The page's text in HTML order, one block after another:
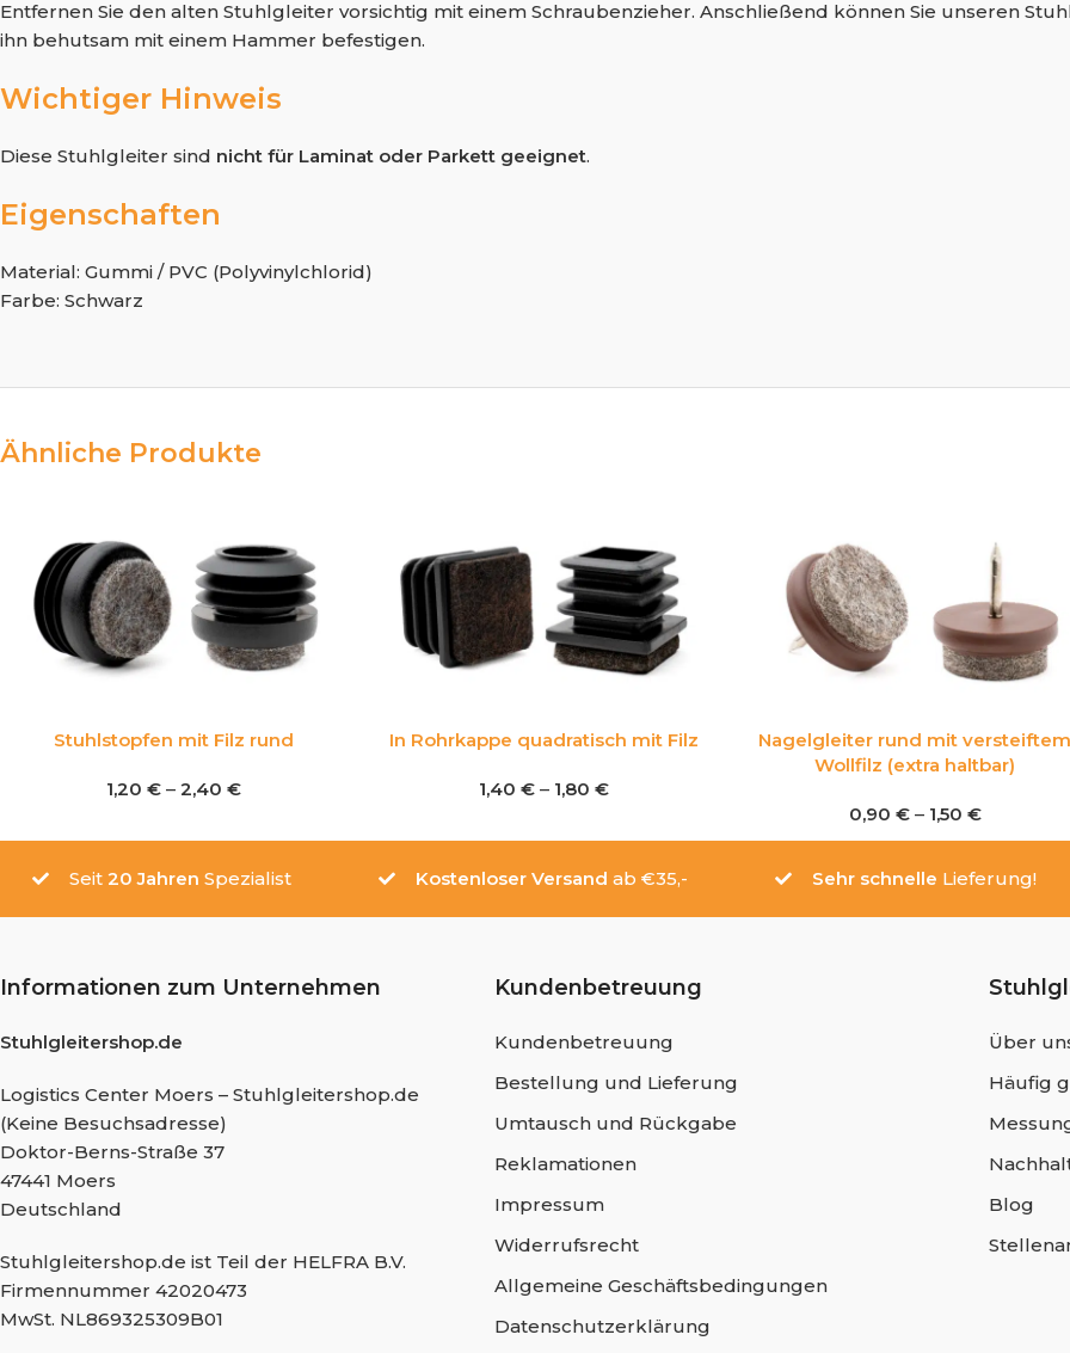
Entfernen Sie den alten Stuhlgleiter vorsichtig mit einem Schraubenzieher. Anschließend können Sie unseren
ihn behutsam mit einem Hammer befestigen.
Wichtiger Hinweis
Diese Stuhlgleiter sind nicht für Laminat oder Parkett geeignet.
Eigenschaften
Material: Gummi / PVC (Polyvinylchlorid)
Farbe: Schwarz
Ähnliche Produkte
Stuhlstopfen mit Filz rund
1,20 € – 2,40 €
In Rohrkappe quadratisch mit Filz
1,40€ – 1,80€
Nagelgleiter rund mit versteiftem
Wollfilz (extra haltbar)
0,90 € – 1,50 €
Seit 20 Jahren Spezialist Kostenloser Versand ab €35,- Sehr schnelle Lieferung!
Informationen zum Unternehmen
Stuhlgleitershop.de
Logistics Center Moers – Stuhlgleitershop.de
(Keine Besuchsadresse)
Doktor-Berns-Straße 37
47441 Moers
Deutschland
Stuhlgleitershop.de ist Teil der HELFRA B.V.
Firmennummer 42020473
MwSt. NL869325309B01
Kundenbetreuung
Kundenbetreuung
Bestellung und Lieferung
Umtausch und Rückgabe
Reklamationen
Impressum
Widerrufsrecht
Allgemeine Geschäftsbedingungen
Datenschutzerklärung
Über
Häufig
Blog